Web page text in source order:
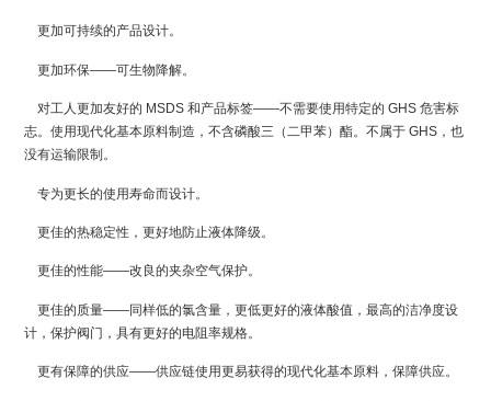
更加可持续的产品设计。
更加环保——可生物降解。
对工人更加友好的 MSDS 和产品标签——不需要使用特定的 GHS 危害标
志。使用现代化基本原料制造，不含磷酸三（二甲苯）酯。不属于 GHS，也
没有运输限制。
专为更长的使用寿命而设计。
更佳的热稳定性，更好地防止液体降级。
更佳的性能——改良的夹杂空气保护。
更佳的质量——同样低的氯含量，更低更好的液体酸值，最高的洁净度设
计，保护阀门，具有更好的电阻率规格。
更有保障的供应——供应链使用更易获得的现代化基本原料，保障供应。